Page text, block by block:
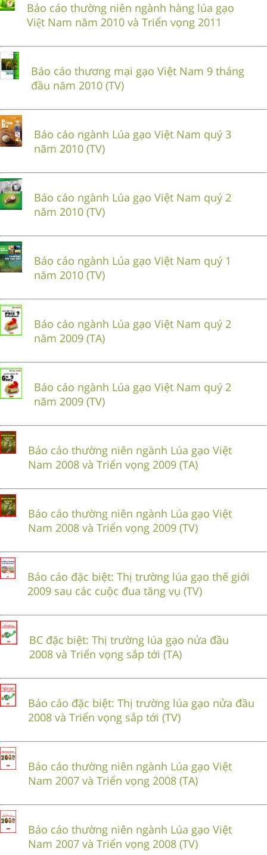
Báo cáo thường niên ngành hàng lúa gạo
Việt Nam năm 2010 và Triển vọng 2011
Báo cáo thương mại gạo Việt Nam 9 tháng
đầu năm 2010 (TV)
Báo cáo ngành Lúa gạo Việt Nam quý 3
năm 2010 (TV)
Báo cáo ngành Lúa gạo Việt Nam quý 2
năm 2010 (TV)
Báo cáo ngành Lúa gạo Việt Nam quý 1
năm 2010 (TV)
Báo cáo ngành Lúa gạo Việt Nam quý 2
năm 2009 (TA)
Báo cáo ngành Lúa gạo Việt Nam quý 2
năm 2009 (TV)
Báo cáo thường niên ngành Lúa gạo Việt
Nam 2008 và Triển vọng 2009 (TA)
Báo cáo thường niên ngành Lúa gạo Việt
Nam 2008 và Triển vọng 2009 (TV)
Báo cáo đặc biệt: Thị trường lúa gạo thế giới
2009 sau các cuộc đua tăng vụ (TV)
BC đặc biệt: Thị trường lúa gạo nửa đầu
2008 và Triển vọng sắp tới (TA)
Báo cáo đặc biệt: Thị trường lúa gạo nửa đầu
2008 và Triển vọng sắp tới (TV)
Báo cáo thường niên ngành Lúa gạo Việt
Nam 2007 và Triển vọng 2008 (TA)
Báo cáo thường niên ngành Lúa gạo Việt
Nam 2007 và Triển vọng 2008 (TV)